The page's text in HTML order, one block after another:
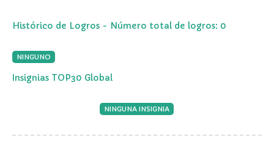
Histórico de Logros - Número total de logros: 0
NINGUNO
Insignias TOP30 Global
NINGUNA INSIGNIA